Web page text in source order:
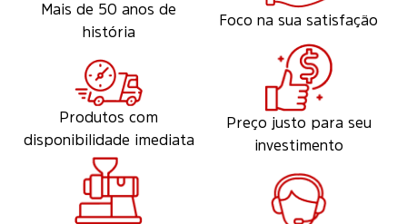
Mais de 50 anos de
história
Foco na sua satisfação
Produtos com
disponibilidade imediata
Preço justo para seu
investimento